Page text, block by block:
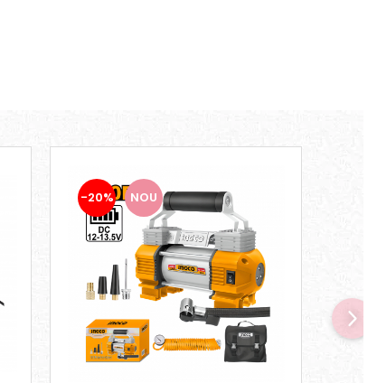
-20% NOU
-